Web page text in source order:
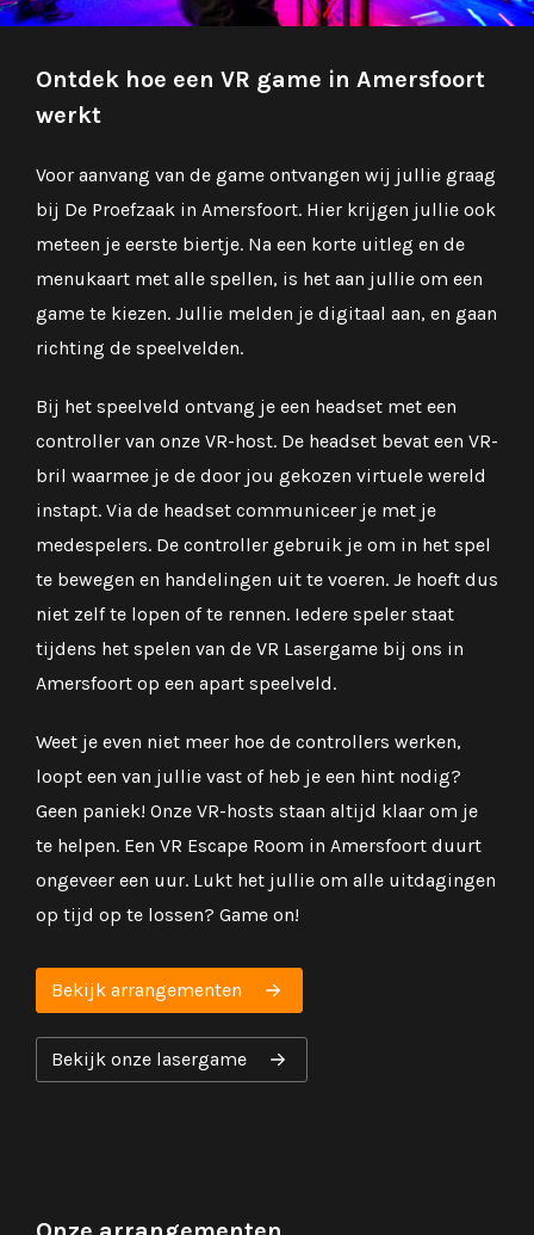
Ontdek hoe een VR game in Amersfoort
werkt
Voor aanvang van de game ontvangen wij jullie graag
bij De Proefzaak in Amersfoort. Hier krijgen jullie ook
meteen je eerste biertje. Na een korte uitleg en de
menukaart met alle spellen, is het aan jullie om een
game te kiezen. Jullie melden je digitaal aan, en gaan
richting de speelvelden.
Bij het speelveld ontvang je een headset met een
controller van onze VR-host. De headset bevat een VR-
bril waarmee je de door jou gekozen virtuele wereld
instapt. Via de headset communiceer je met je
medespelers. De controller gebruik je om in het spel
te bewegen en handelingen uit te voeren. Je hoeft dus
niet zelf te lopen of te rennen. Iedere speler staat
tijdens het spelen van de VR Lasergame bij ons in
Amersfoort op een apart speelveld.
Weet je even niet meer hoe de controllers werken,
loopt een van jullie vast of heb je een hint nodig?
Geen paniek! Onze VR-hosts staan altijd klaar om je
te helpen. Een VR Escape Room in Amersfoort duurt
ongeveer een uur. Lukt het jullie om alle uitdagingen
op tijd op te lossen? Game on!
Bekijk arrangementen
Bekijk onze lasergame